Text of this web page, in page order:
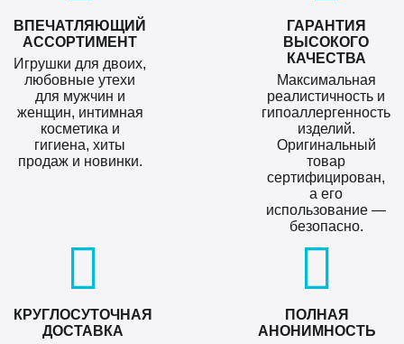
ВПЕЧАТЛЯЮЩИЙ
АССОРТИМЕНТ
Игрушки для двоих,
любовные утехи
для мужчин и
женщин, интимная
косметика и
гигиена, хиты
продаж и новинки.
ГАРАНТИЯ
ВЫСОКОГО
КАЧЕСТВА
Максимальная
реалистичность и
гипоаллергенность
изделий.
Оригинальный
товар
сертифицирован,
а его
использование —
безопасно.
КРУГЛОСУТОЧНАЯ
ДОСТАВКА
ПОЛНАЯ
АНОНИМНОСТЬ